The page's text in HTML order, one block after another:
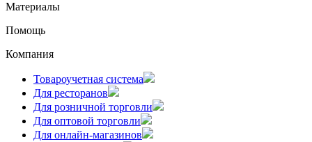
Материалы
Помощь
Компания
Товароучетная система
Для ресторанов
Для розничной торговли
Для оптовой торговли
Для онлайн-магазинов